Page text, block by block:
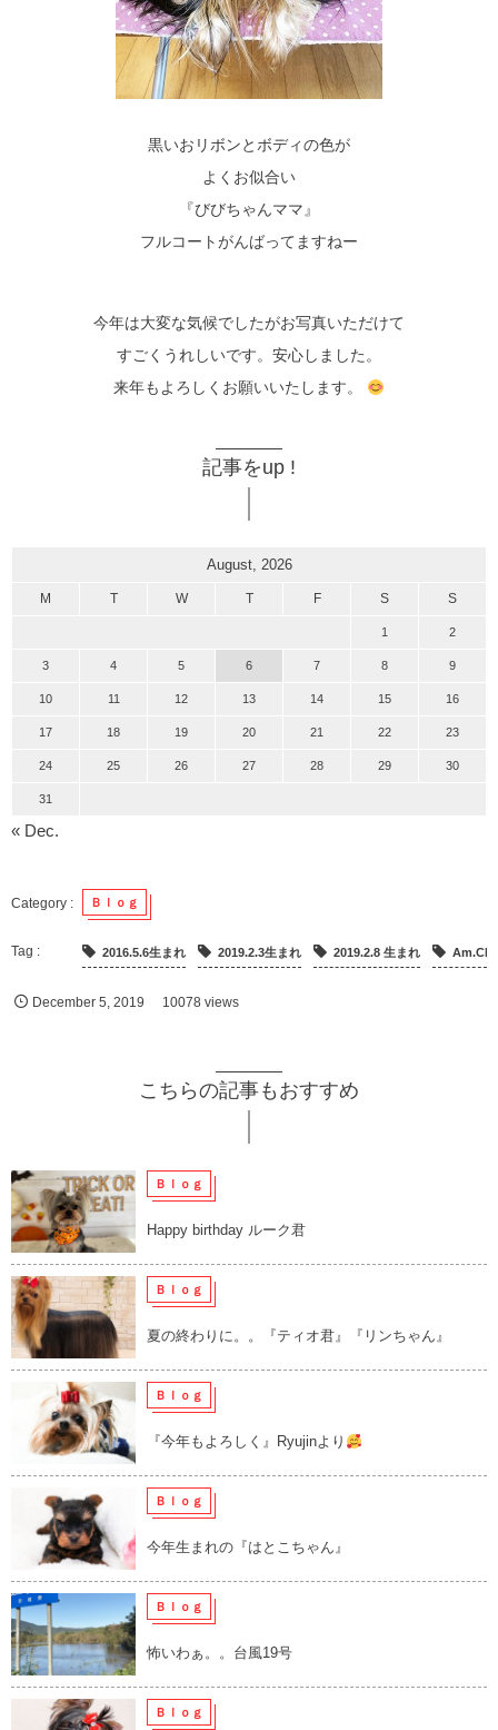
黒いおリボンとボディの色が
よくお似合い
『びびちゃんママ』
フルコートがんばってますねー
今年は大変な気候でしたがお写真いただけて
すごくうれしいです。安心しました。
来年もよろしくお願いいたします。
記事をup !
August, 2026
M T W T F S S
1 2
3 4 5 6 7 8 9
10 11 12 13 14 15 16
17 18 19 20 21 22 23
24 25 26 27 28 29 30
31
« Dec.
Ｂｌｏｇ
2016.5.6生まれ 2019.2.3生まれ 2019.2.8 生まれ Am.CH
December 5,2019 10078 views
こちらの記事もおすすめ
Ｂｌｏｇ
Happy birthday ルーク君
Ｂｌｏｇ
夏の終わりに。。『ティオ君』『リンちゃん』
Ｂｌｏｇ
『今年もよろしく』Ryujinより
Ｂｌｏｇ
今年生まれの『はとこちゃん』
Ｂｌｏｇ
怖いわぁ。。台風19号
Ｂｌｏｇ